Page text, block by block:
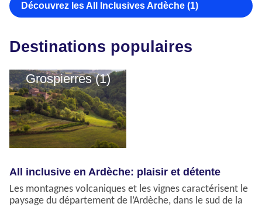
Découvrez les All Inclusives Ardèche (1)
Destinations populaires
Grospierres (1)
All inclusive en Ardèche: plaisir et détente
Les montagnes volcaniques et les vignes caractérisent le
paysage du département de l’Ardèche, dans le sud de la